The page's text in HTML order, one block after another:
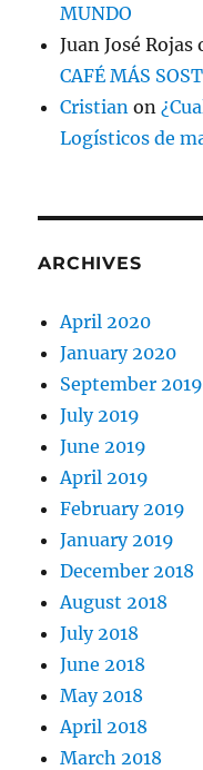
MUNDO
Juan José Rojas
CAFÉ MÁS
Cristian on
Logísticos de
ARCHIVES
April 2020
January 2020
September 2019
July 2019
June 2019
April 2019
February 2019
January 2019
December 2018
August 2018
July 2018
June 2018
May 2018
April 2018
March 2018